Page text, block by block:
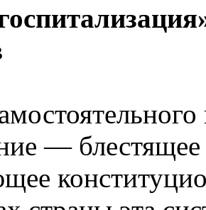
— блестящее